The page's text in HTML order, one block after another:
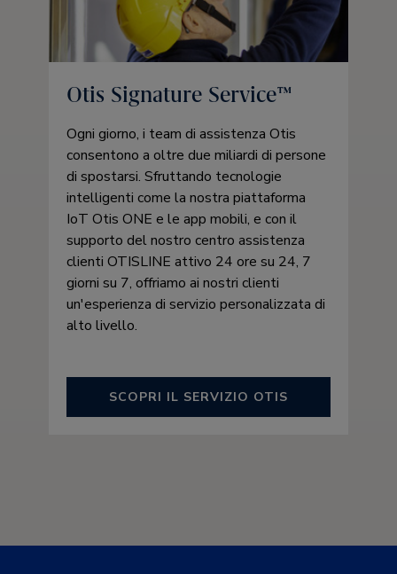
Otis Signature Service™
Ogni giorno, i team di assistenza Otis
consentono a oltre due miliardi di persone
di spostarsi. Sfruttando tecnologie
intelligenti come la nostra piattaforma
IoT Otis ONE e le app mobili, e con il
supporto del nostro centro assistenza
clienti OTISLINE attivo 24 ore su 24, 7
giorni su 7, offriamo ai nostri clienti
un'esperienza di servizio personalizzata di
alto livello.
SCOPRI IL SERVIZIO OTIS